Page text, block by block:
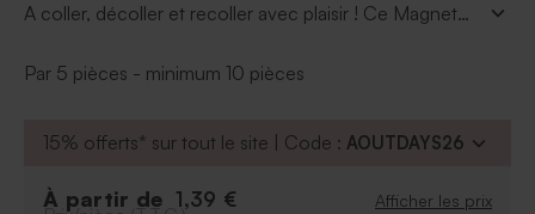
A coller, décoller et recoller avec plaisir ! Ce Magnet
restera parmi tous les souvenirs de votre journée. Vous
orange, ...
Par 5 pièces - minimum 10 pièces
15% offerts* sur tout le site | Code : AOUTDAYS26
À partir de 1,39 € Afficher les prix